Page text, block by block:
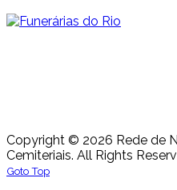
Copyright © 2026 Rede de
Cemiteriais. All Rights
Goto Top